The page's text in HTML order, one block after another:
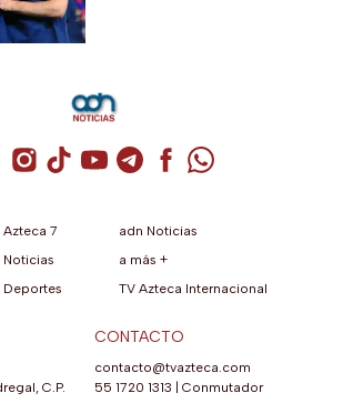
Cuenta de X / Twitter (se abre en una
Cuenta de Instagram (se abre en una
Cuenta de TikTok (se abre en
Cuenta de YouTube (se abre
Cuenta de Telegram (se
Cuenta de
Cuenta de
Azteca 7
Noticias
Deportes
adn Noticias
a más +
TV Azteca Internacional
C.P.
CONTACTO
contacto@tvazteca.com
55 1720 1313
Conmutador